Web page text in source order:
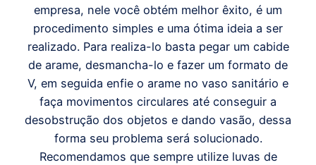
empresa, nele você obtém melhor êxito, é um
procedimento simples e uma ótima ideia a ser
realizado. Para realiza-lo basta pegar um cabide
de arame, desmancha-lo e fazer um formato de
V, em seguida enfie o arame no vaso sanitário e
faça movimentos circulares até conseguir a
desobstrução dos objetos e dando vasão, dessa
forma seu problema será solucionado.
Recomendamos que sempre utilize luvas de